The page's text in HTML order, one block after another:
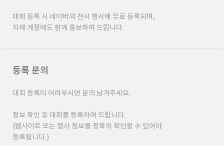
대회 등록 시 네이버의 전시 행사에 무료 등록되며,
자체 계정에도 함께 홍보하여 드립니다.
등록 문의
대회 등록이 어려우시면 문의 남겨주세요.
정보 확인 후 대회를 등록하여 드립니다.
(웹사이트 또는 행사 정보를 정확히 확인할 수 있어야
등록됩니다.)